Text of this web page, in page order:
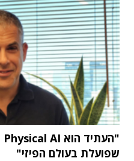
שפועלת בעולם הפיזי"